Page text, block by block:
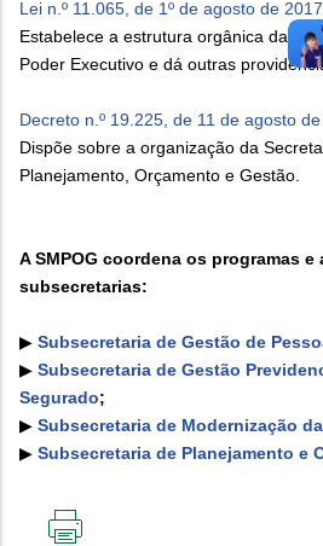
Lei n.º 11.065, de 1º de agosto de 2017
Estabelece a estrutura orgânica da
Poder Executivo e dá outras
Decreto n.º 19.225, de 11 de agosto
Dispõe sobre a organização da
Planejamento, Orçamento e Gestão.
A SMPOG coordena os programas e
subsecretarias:
▶ Subsecretaria de Gestão de
▶ Subsecretaria de Gestão
Segurado;
▶ Subsecretaria de Modernização
▶ Subsecretaria de Planejamento e